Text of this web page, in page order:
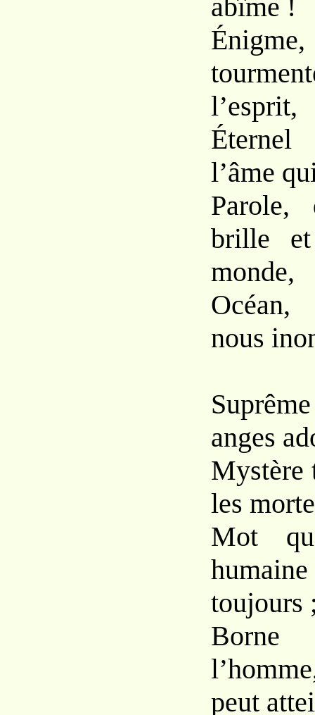
abîme !
l’esprit,
Éternel
l’âme
brille
monde,
nous
anges
Mystère
les
Mot
toujours
Borne
peut